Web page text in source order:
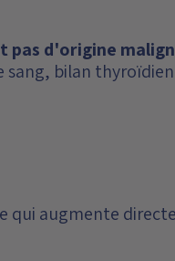
pas d'origine
sang, bilan
qui augmente